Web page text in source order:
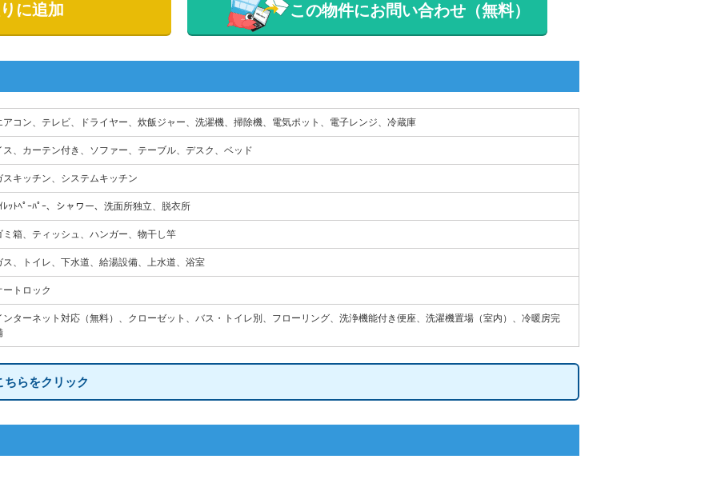
に追加 この物件にお問い合わせ（無料）
アコン、テレビ、ドライヤー、炊飯ジャー、洗濯機、掃除機、電気ポット、電子レンジ、冷蔵庫
ス、カーテン付き、ソファー、テーブル、デスク、ベッド
スキッチン、システムキッチン
ﾚｯﾄﾍﾟｰﾊﾟｰ、シャワー、洗面所独立、脱衣所
ミ箱、ティッシュ、ハンガー、物干し竿
ス、トイレ、下水道、給湯設備、上水道、浴室
ートロック
ンターネット対応（無料）、クローゼット、バス・トイレ別、フローリング、洗浄機能付き便座、洗濯機置場（室内）、冷暖房完
らをクリック